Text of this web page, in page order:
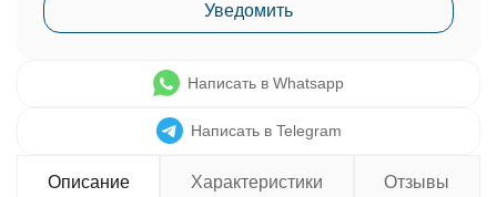
Уведомить
Написать в Whatsapp
Написать в Telegram
Описание Характеристики Отзывы